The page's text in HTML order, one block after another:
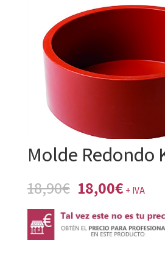
Molde Redondo
18,90€ El
original
era:
18,00€El
actual
es:
+ IVA